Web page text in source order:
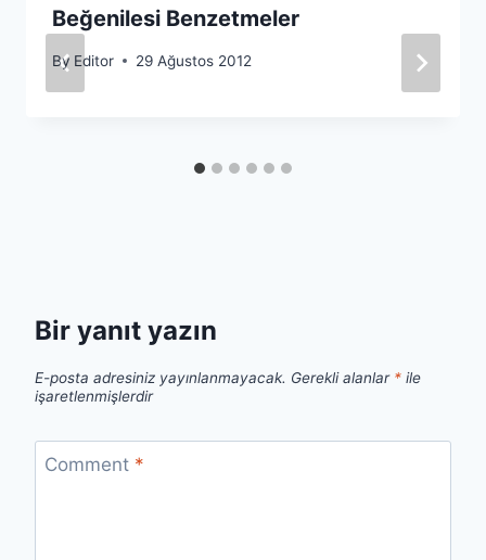
Beğenilesi Benzetmeler
By Editor 29 Ağustos 2012
Bir yanıt yazın
E-posta adresiniz yayınlanmayacak. Gerekli alanlar * ile
işaretlenmişlerdir
Comment *